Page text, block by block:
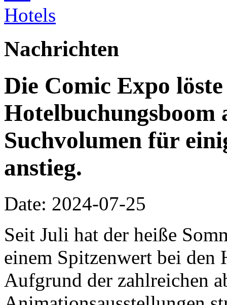
Nachrichten
Die Comic Expo
Hotelbuchungsboom
Suchvolumen für
anstieg.
Date: 2024-07-25
Seit Juli hat der heiße
einem Spitzenwert bei den
Aufgrund der zahlreichen